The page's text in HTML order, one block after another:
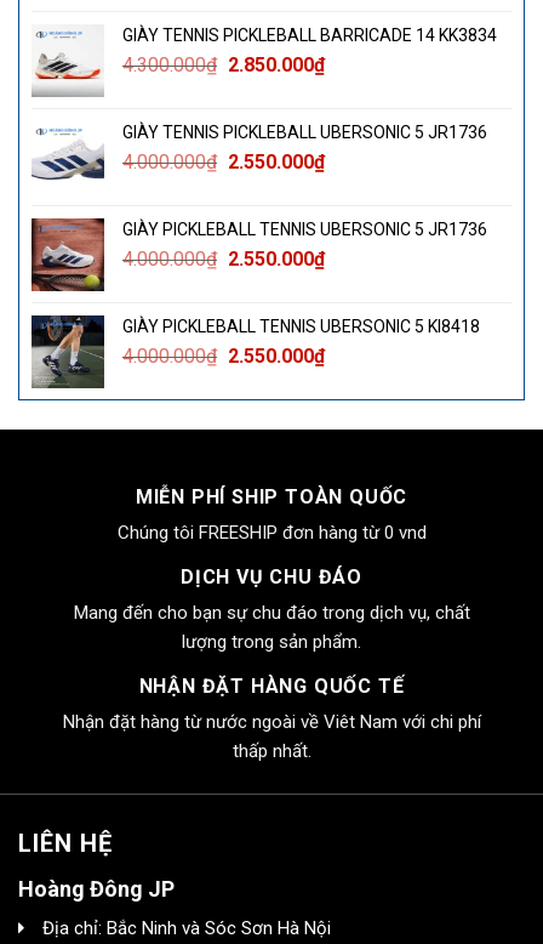
GIÀY TENNIS PICKLEBALL BARRICADE 14 KK3834
4.300.000₫ Giá
4.300.000₫.
2.850.000₫Giá
là:
2.850.000₫.
GIÀY TENNIS PICKLEBALL UBERSONIC 5 JR1736
4.000.000₫ Giá
4.000.000₫.
2.550.000₫Giá
là:
2.550.000₫.
GIÀY PICKLEBALL TENNIS UBERSONIC 5 JR1736
4.000.000₫ Giá
4.000.000₫.
2.550.000₫Giá
là:
2.550.000₫.
GIÀY PICKLEBALL TENNIS UBERSONIC 5 KI8418
4.000.000₫ Giá
là:
4.000.000₫.
2.550.000₫Giá
tại
là:
MIỄN PHÍ SHIP TOÀN QUỐC
Chúng tôi FREESHIP đơn hàng từ 0 vnd
DỊCH VỤ CHU ĐÁO
Mang đến cho bạn sự chu đáo trong dịch vụ, chất
lượng trong sản phẩm.
NHẬN ĐẶT HÀNG QUỐC TẾ
Nhận đặt hàng từ nước ngoài về Viêt Nam với chi phí
thấp nhất.
LIÊN HỆ
Hoàng Đông JP
Địa chỉ: Bắc Ninh và Sóc Sơn Hà Nội